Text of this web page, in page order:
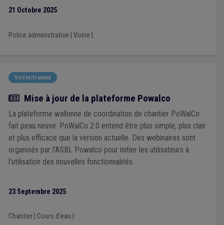
21 Octobre 2025
Police administrative Voirie
Voirie/travaux
Actualité
Mise à jour de la plateforme Powalco
La plateforme wallonne de coordination de chantier PoWalCo
fait peau neuve. PoWalCo 2.0 entend être plus simple, plus clair
et plus efficace que la version actuelle. Des webinaires sont
organisés par l'ASBL Powalco pour initier les utilisateurs à
l'utilisation des nouvelles fonctionnalités.
23 Septembre 2025
Chantier| Cours d'eau